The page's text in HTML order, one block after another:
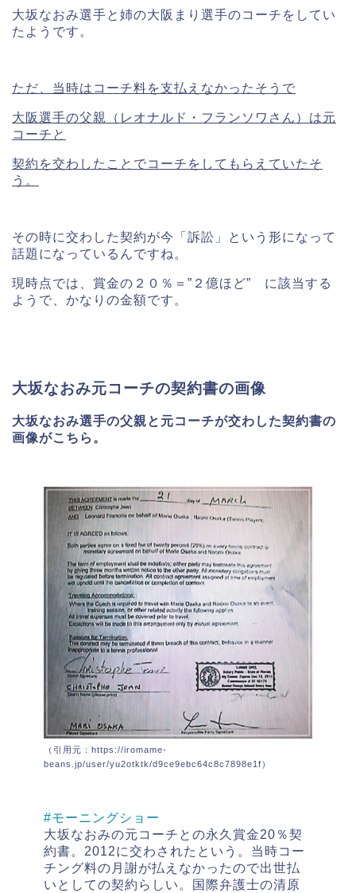
大坂なおみ選手と姉の大阪まり選手のコーチをしてい
たようです。
ただ、当時はコーチ料を支払えなかったそうで
大阪選手の父親（レオナルド・フランソワさん）は元
コーチと
契約を交わしたことでコーチをしてもらえていたそ
う。
その時に交わした契約が今「訴訟」という形になって
話題になっているんですね。
現時点では、賞金の２０％＝”２億ほど” に該当する
ようで、かなりの金額です。
大坂なおみ元コーチの契約書の画像
大坂なおみ選手の父親と元コーチが交わした契約書の
画像がこちら。
（引用元：https://iromame-
beans.jp/user/yu2otktk/d9ce9ebc64c8c7898e1f）
#モーニングショー
大坂なおみの元コーチとの永久賞金20％契
約書。2012に交わされたという。当時コー
チング料の月謝が払えなかったので出世払
いとしての契約らしい。国際弁護士の清原